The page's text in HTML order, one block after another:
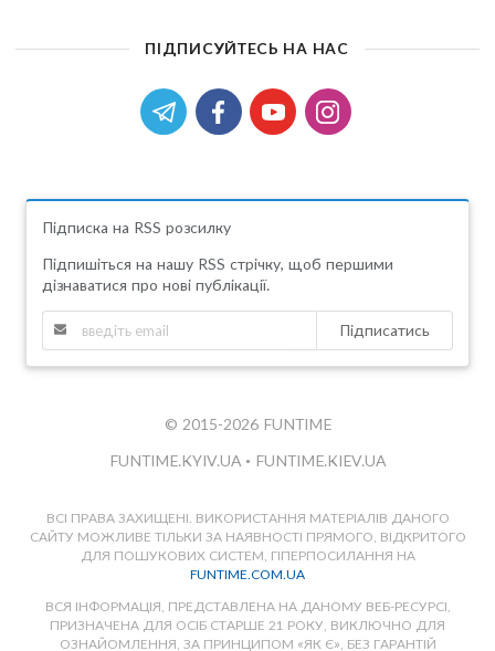
ПІДПИСУЙТЕСЬ НА НАС
Підписка на RSS розсилку
Підпишіться на нашу RSS стрічку, щоб першими
дізнаватися про нові публікації.
Підписатись
© 2015-2026 FUNTIME
FUNTIME.KYIV.UA • FUNTIME.KIEV.UA
ВСІ ПРАВА ЗАХИЩЕНІ. ВИКОРИСТАННЯ МАТЕРІАЛІВ ДАНОГО
САЙТУ МОЖЛИВЕ ТІЛЬКИ ЗА НАЯВНОСТІ ПРЯМОГО, ВІДКРИТОГО
ДЛЯ ПОШУКОВИХ СИСТЕМ, ГІПЕРПОСИЛАННЯ НА
FUNTIME.COM.UA
ВСЯ ІНФОРМАЦІЯ, ПРЕДСТАВЛЕНА НА ДАНОМУ ВЕБ-РЕСУРСІ,
ПРИЗНАЧЕНА ДЛЯ ОСІБ СТАРШЕ 21 РОКУ, ВИКЛЮЧНО ДЛЯ
ОЗНАЙОМЛЕННЯ, ЗА ПРИНЦИПОМ «ЯК Є», БЕЗ ГАРАНТІЙ